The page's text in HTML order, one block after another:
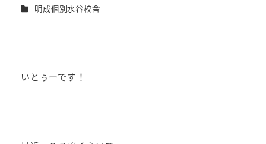
者
カテゴリー
明成個別水谷校舎
いとぅーです！